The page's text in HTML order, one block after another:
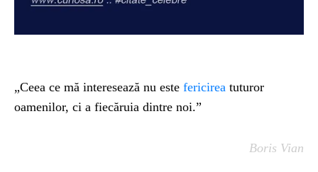
„Ceea ce mă interesează nu este fericirea tuturor
oamenilor, ci a fiecăruia dintre noi.”
Boris Vian